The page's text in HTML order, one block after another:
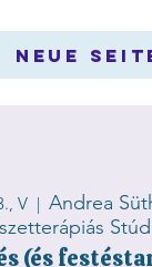
Neue
V
  |
Andrea
(és